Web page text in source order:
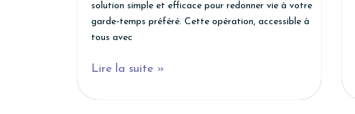
solution simple et efficace pour redonner vie à votre
garde-temps préféré. Cette opération, accessible à
tous avec
Lire la suite »